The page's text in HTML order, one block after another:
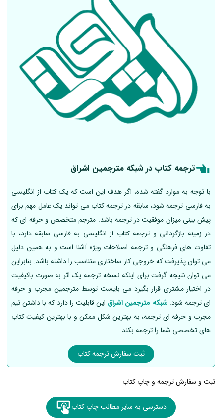
ترجمه کتاب در شبکه مترجمین اشراق
با توجه به موارد گفته شده، اگر هدف این است که یک کتاب از انگلیسی
به فارسی ترجمه شود، سابقه در ترجمه کتاب می تواند یک عامل مهم برای
پیش بینی میزان موفقیت در ترجمه باشد. مترجم متخصص و حرفه ای که
در زمینه بازگردانی و ترجمه کتاب از انگلیسی به فارسی سابقه دارد، با
تفاوت های فرهنگی و ترجمه اصلاحات ویژه آشنا است و به همین دلیل
می توان پذیرفت که خروجی کار ساختاری متناسب را داشته باشد. بنابراین
می توان نتیجه گرفت برای اینکه نسخه ترجمه یک اثر به صورت باکیفیت
در اختیار مشتری قرار بگیرد می بایست توسط مترجمین مجرب و حرفه
ای ترجمه شود.شبکه مترجمین اشراق این قابلیت را دارد که با داشتن تیم
مجرب و حرفه ای ترجمه، به بهترین شکل ممکن و با بهترین کیفیت کتاب
های تخصصی شما را ترجمه بکند
ثبت سفارش ترجمه کتاب
ثبت و سفارش ترجمه و چاپ کتاب
دسترسی به سایر مطالب چاپ کتاب